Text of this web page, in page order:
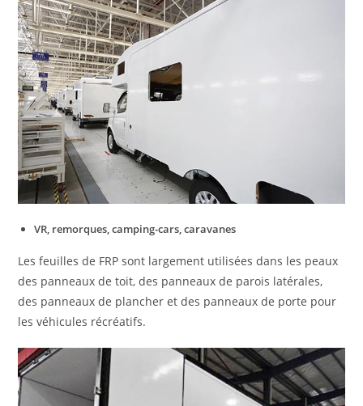
VR, remorques, camping-cars, caravanes
Les feuilles de FRP sont largement utilisées dans les peaux
des panneaux de toit, des panneaux de parois latérales,
des panneaux de plancher et des panneaux de porte pour
les véhicules récréatifs.